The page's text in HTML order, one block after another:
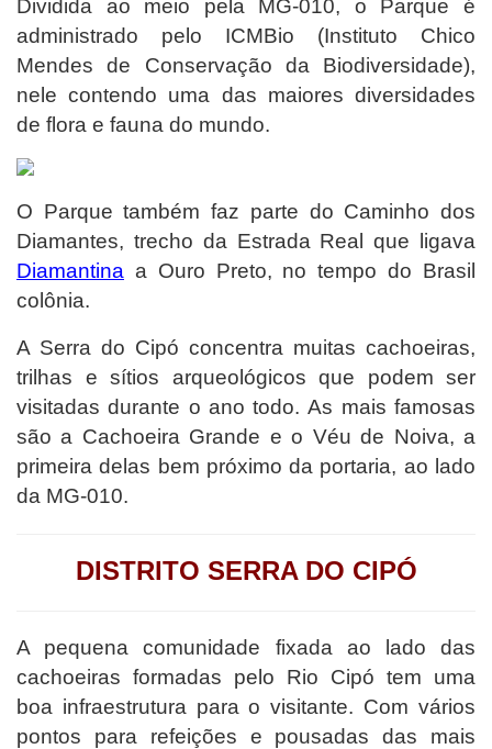
Dividida ao meio pela MG-010, o Parque é
administrado pelo ICMBio (Instituto Chico
Mendes de Conservação da Biodiversidade),
nele contendo uma das maiores diversidades
de flora e fauna do mundo.
O Parque também faz parte do Caminho dos
Diamantes, trecho da Estrada Real que ligava
Diamantina a Ouro Preto, no tempo do Brasil
colônia.
A Serra do Cipó concentra muitas cachoeiras,
trilhas e sítios arqueológicos que podem ser
visitadas durante o ano todo.As mais famosas
são a Cachoeira Grande e o Véu de Noiva, a
primeira delas bem próximo da portaria, ao lado
da MG-010.
DISTRITO SERRA DO CIPÓ
A pequena comunidade fixada ao lado das
cachoeiras formadas pelo Rio Cipó tem uma
boa infraestrutura para o visitante. Com vários
pontos para refeições e pousadas das mais